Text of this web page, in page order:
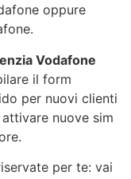
oppure
Vodafone
il form
per nuovi clienti
nuove sim
per te: vai